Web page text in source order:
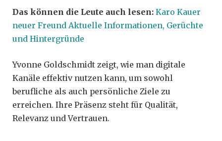
Das können die Leute auch lesen: Karo Kauer
neuer Freund Aktuelle Informationen, Gerüchte
und Hintergründe
Yvonne Goldschmidt zeigt, wie man digitale
Kanäle effektiv nutzen kann, um sowohl
berufliche als auch persönliche Ziele zu
erreichen. Ihre Präsenz steht für Qualität,
Relevanz und Vertrauen.